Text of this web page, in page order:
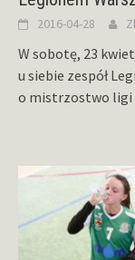
2016-04-28
W sobotę, 23
u siebie zespół
o mistrzostwo ligi